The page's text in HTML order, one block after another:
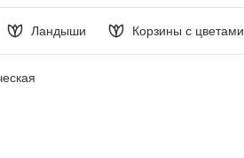
Ландыши Корзины с цветами